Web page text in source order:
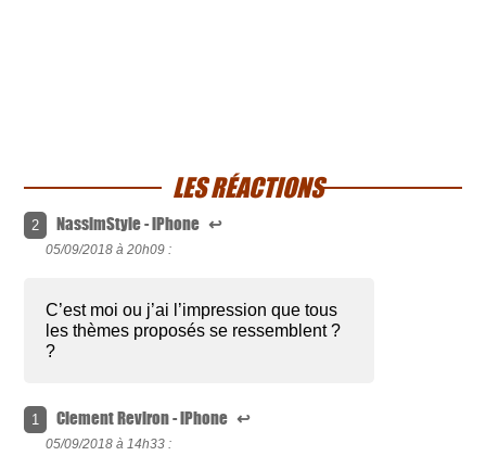
LES RÉACTIONS
2 NassimStyle - iPhone ↩
05/09/2018 à 20h09 :
C’est moi ou j’ai l’impression que tous
les thèmes proposés se ressemblent ?
?
1 Clement Reviron - iPhone ↩
05/09/2018 à 14h33 :